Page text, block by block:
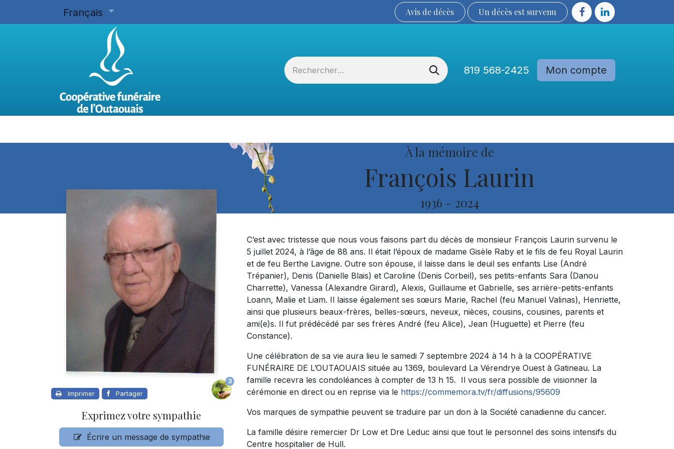
Français Avis de décès Un décès est sur​​​​​​​​ve​nu​​​​​​​​​​
819 568-2425 Mon compte
À la mémoire de
François Laurin
1936 - 2024
Imprimer Partager
3
Exprimez votre sympathie
Écrire un message de sympathie
C’est avec tristesse que nous vous faisons part du décès de monsieur François Laurin survenu le
5 juillet 2024, à l’âge de 88 ans. Il était l’époux de madame Gisèle Raby et le fils de feu Royal Laurin
et de feu Berthe Lavigne. Outre son épouse, il laisse dans le deuil ses enfants Lise (André
Trépanier), Denis (Danielle Blais) et Caroline (Denis Corbeil), ses petits-enfants Sara (Danou
Charrette), Vanessa (Alexandre Girard), Alexis, Guillaume et Gabrielle, ses arrière-petits-enfants
Loann, Malie et Liam. Il laisse également ses sœurs Marie, Rachel (feu Manuel Valinas), Henriette,
ainsi que plusieurs beaux-frères, belles-sœurs, neveux, nièces, cousins, cousines, parents et
ami(e)s. Il fut prédécédé par ses frères André (feu Alice), Jean (Huguette) et Pierre (feu
Constance).
Une célébration de sa vie aura lieu le samedi 7 septembre 2024 à 14 h à la COOPÉRATIVE
FUNÉRAIRE DE L’OUTAOUAIS située au 1369, boulevard La Vérendrye Ouest à Gatineau. La
famille recevra les condoléances à compter de 13 h 15. Il vous sera possible de visionner la
cérémonie en direct ou en reprise via le https://commemora.tv/fr/diffusions/95609
Vos marques de sympathie peuvent se traduire par un don à la Société canadienne du cancer.
La famille désire remercier Dr Low et Dre Leduc ainsi que tout le personnel des soins intensifs du
Centre hospitalier de Hull.